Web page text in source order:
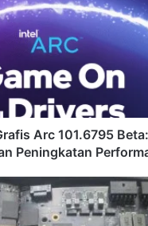
Arc 101.6795
Peningkatan